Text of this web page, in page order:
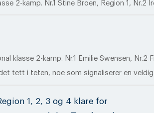
2-kamp. Nr.1 Stine Broen, Region 1,
klasse 2-kamp. Nr.1 Emilie Swensen, Nr.2
tett i teten, noe som signaliserer en
1, 2, 3 og 4 klare for